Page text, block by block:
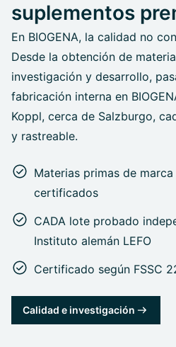
suplementos
En BIOGENA, la calidad no
Desde la obtención de
investigación y desarrollo,
fabricación interna en
Koppl, cerca de Salzburgo,
y rastreable.
Materias primas de
certificados
CADA lote probado
Instituto alemán LEFO
Certificado según FSSC
Calidad e investigación